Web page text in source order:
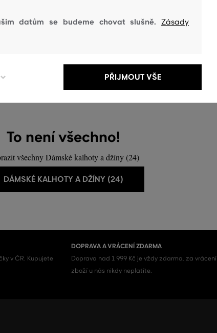
KNIT
3 899 Kč
To není všechno!
všechny Dámské kalhoty a džíny (24)
DÁMSKÉ KALHOTY A DŽÍNY (24)
v ČR. Kupujete
DOPRAVA A VRÁCENÍ ZDARMA
Doprava nad 1 999 Kč je vždy zdarma, za vrácení
zboží u nás nikdy neplatíte.
datům se budeme chovat slušně. Zásady
PŘIJMOUT VŠE